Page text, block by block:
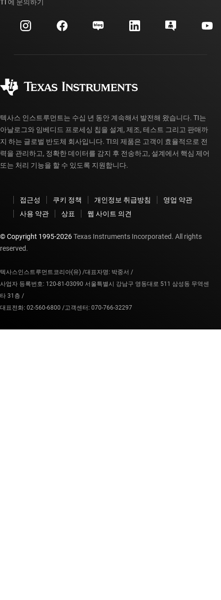
이벤트
투자 관계
고객 지원 센터
myTI 계정 FAQ
주문 FAQ
TI 에 문의하기
텍사스 인스트루먼트는 수십 년 동안 계속해서 발전해 왔습니다. TI는
아날로그와 임베디드 프로세싱 칩을 설계, 제조, 테스트 그리고 판매까
지 하는 글로벌 반도체 회사입니다. TI의 제품은 고객이 효율적으로 전
력을 관리하고, 정확한 데이터를 감지 후 전송하고, 설계에서 핵심 제어
또는 처리 기능을 할 수 있도록 지원합니다.
접근성 쿠키 정책 개인정보 취급방침
영업 약관
사용 약관
상표 웹 사이트 의견
© Copyright 1995-2026Texas Instruments Incorporated. All rights
reserved.
텍사스인스트루먼트코리아(유) /대표자명: 박중서 /
사업자 등록번호: 120-81-03090 서울특별시 강남구 영동대로 511 삼성동 무역센
타 31층 /
대표전화: 02-560-6800 /고객센터: 070-766-32297